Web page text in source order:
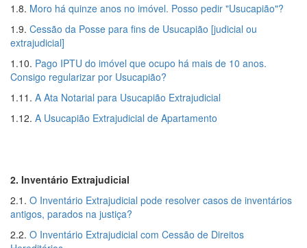
1.8. Moro há quinze anos no imóvel. Posso pedir "Usucapião"?
1.9. Cessão da Posse para fins de Usucapião [judicial ou
extrajudicial]
1.10. Pago IPTU do imóvel que ocupo há mais de 10 anos.
Consigo regularizar por Usucapião?
1.11. A Ata Notarial para Usucapião Extrajudicial
1.12. A Usucapião Extrajudicial de Apartamento
2. Inventário Extrajudicial
2.1. O Inventário Extrajudicial pode resolver casos de inventários
antigos, parados na justiça?
2.2. O Inventário Extrajudicial com Cessão de Direitos